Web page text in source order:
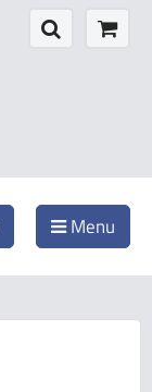
Menu